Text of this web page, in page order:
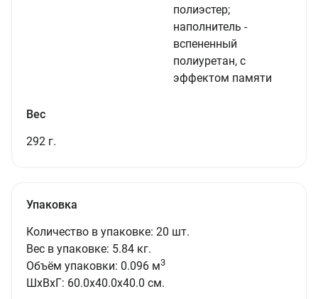
полиэстер;
наполнитель -
вспененный
полиуретан, с
эффектом памяти
Вес
292 г.
Упаковка
Количество в упаковке: 20 шт.
Вес в упаковке: 5.84 кг.
Объём упаковки: 0.096 м3
ШxВxГ: 60.0x40.0x40.0 см.